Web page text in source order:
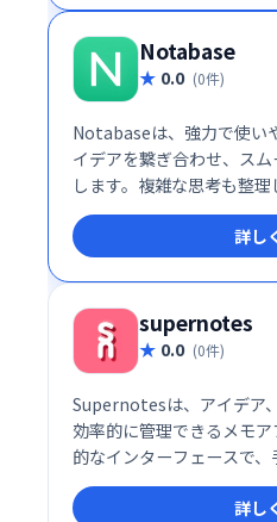
Notabase
0.0 (0件)
Notabaseは、強力で使い
イデアを繋ぎ合わせ、ス
します。複雑な思考も整
現します。シンプルで直
誰でも簡単に利用できます
する、最高のメモアプリ
詳し
supernotes
0.0 (0件)
Supernotesは、アイデア
効率的に管理できるメモ
的なインターフェースで
り、整理することができ
理に最適なツールです。詳し